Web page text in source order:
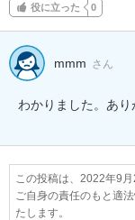
役に立った 0
mmm さん
わかりました。あり
この投稿は、2022年9
ご自身の責任のもと適
たします。